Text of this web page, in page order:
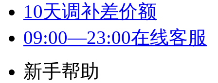
10天调补差价额
09:00—23:00在线客服
新手帮助